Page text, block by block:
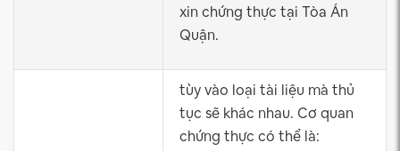
xin chứng thực tại Tòa Án
Quận.
tùy vào loại tài liệu mà thủ
tục sẽ khác nhau. Cơ quan
chứng thực có thể là: